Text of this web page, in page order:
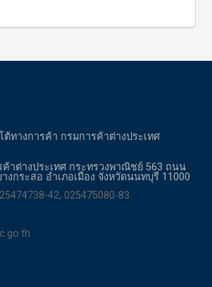
ทางการค้า กรมการค้าต่างประเทศ
าต่างประเทศ กระทรวงพาณิชย์ 563 ถนน
กระสอ อำเภอเมือง จังหวัดนนทบุรี 11000
42, 025475080-83